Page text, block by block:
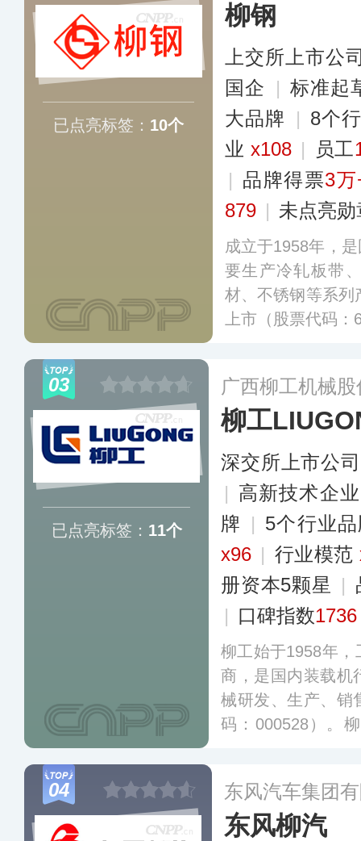
个城市。
已点亮标签： 10个
柳钢
上交所上市公
国企
| 标准起
大品牌
| 8个
业 x108 | 员工
| 品牌得票3万
879 | 未点亮勋
成立于1958年，
要生产冷轧板带
材、不锈钢等系列
上市（股票代码
程技术研究中心。
03
已点亮标签： 11个
广西柳工机械
柳工
深交所上市公司
| 高新技术企业
牌 | 5个行业
x96 | 行业模范
册资本5颗星
|
| 口碑指数1736
柳工始于1958年
商，是国内装载机
械研发、生产、销
码：000528）。
并销往全球170多
04 东风汽车集团
东风柳汽